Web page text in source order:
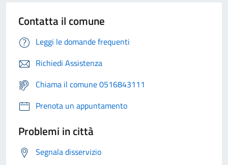
Contatta il comune
Leggi le domande frequenti
Richiedi Assistenza
Chiama il comune 0516843111
Prenota un appuntamento
Problemi in città
Segnala disservizio